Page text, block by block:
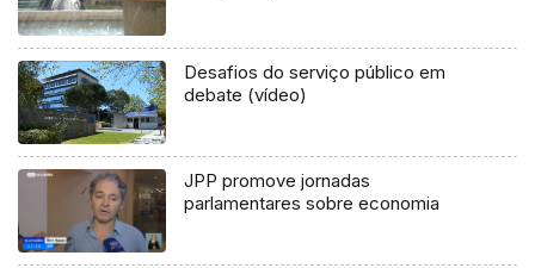
Desafios do serviço público em
debate (vídeo)
JPP promove jornadas
parlamentares sobre economia